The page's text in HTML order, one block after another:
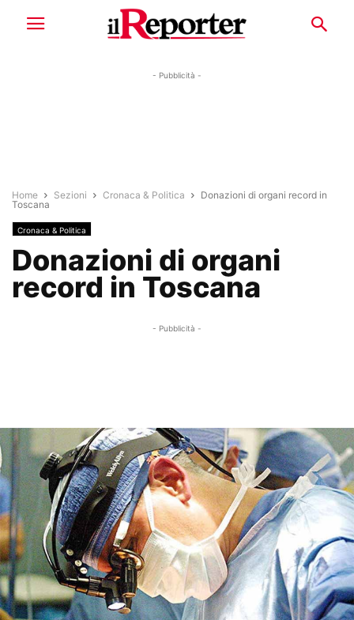
- Pubblicità -
Home Sezioni Cronaca & Politica
Donazioni di organi record in
Toscana
Cronaca & Politica
Donazioni di organi
record in Toscana
- Pubblicità -